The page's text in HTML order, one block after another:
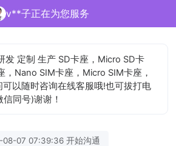
v**子正在为您服务
发 定制 生产 SD卡座，Micro SD卡
，Nano SIM卡座，Micro SIM卡座，
以随时咨询在线客服哦!也可拔打电
同号)谢谢！
08-07 07:39:36 开始沟通